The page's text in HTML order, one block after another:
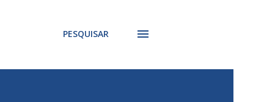
PESQUISAR